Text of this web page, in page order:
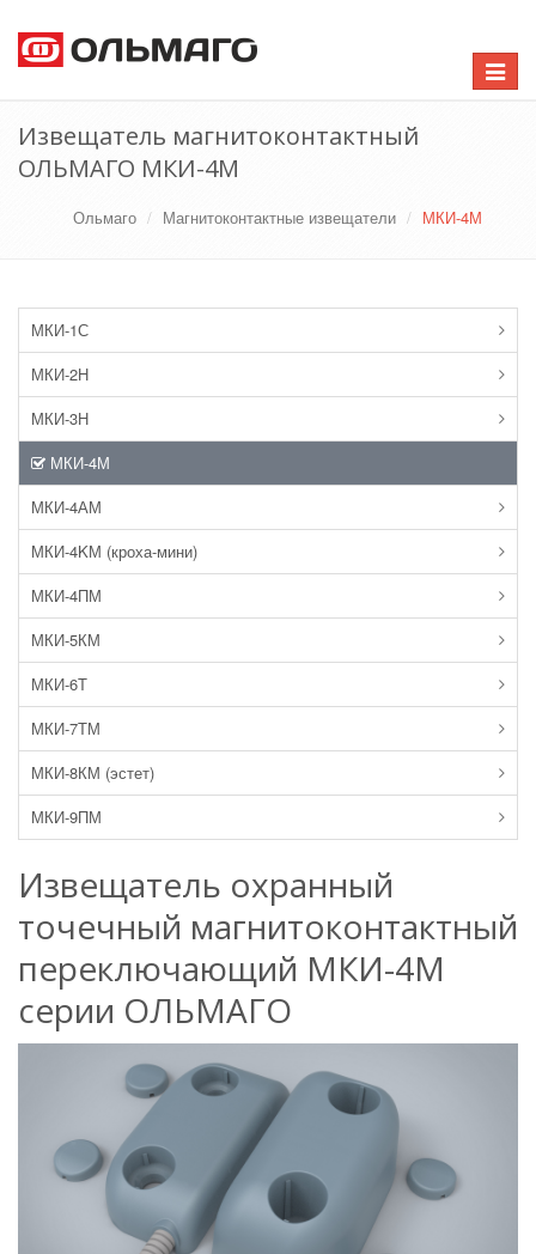
Toggle
Извещатель магнитоконтактный
ОЛЬМАГО МКИ-4М
Ольмаго Магнитоконтактные извещатели МКИ-4М
МКИ-1С
МКИ-2Н
МКИ-3Н
МКИ-4М
МКИ-4АМ
МКИ-4KМ (кроха-мини)
МКИ-4ПМ
МКИ-5КМ
МКИ-6Т
МКИ-7ТМ
МКИ-8КМ (эстет)
МКИ-9ПМ
Извещатель охранный
точечный магнитоконтактный
переключающий МКИ-4М
серии ОЛЬМАГО